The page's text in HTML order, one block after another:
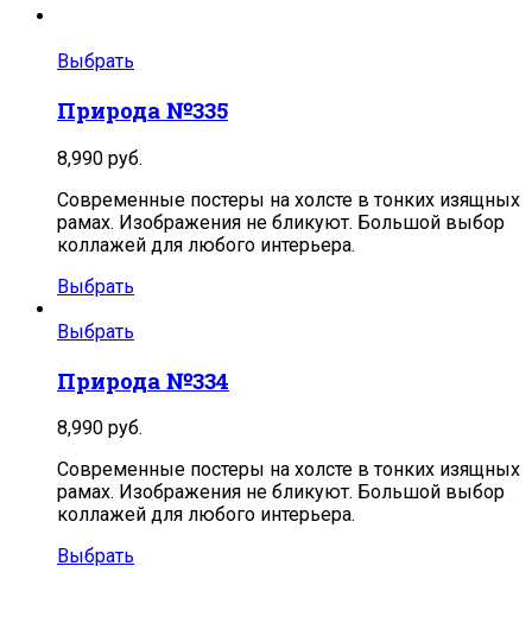
Выбрать
Природа №335
8,990 руб.
Современные постеры на холсте в тонких изящных
рамах. Изображения не бликуют. Большой выбор
коллажей для любого интерьера.
Выбрать
Выбрать
Природа №334
8,990 руб.
Современные постеры на холсте в тонких изящных
рамах. Изображения не бликуют. Большой выбор
коллажей для любого интерьера.
Выбрать